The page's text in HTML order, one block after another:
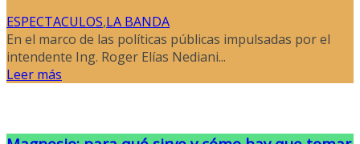
ESPECTACULOS,LA BANDA
En el marco de las políticas públicas impulsadas por el
intendente Ing. Roger Elías Nediani...
Leer más